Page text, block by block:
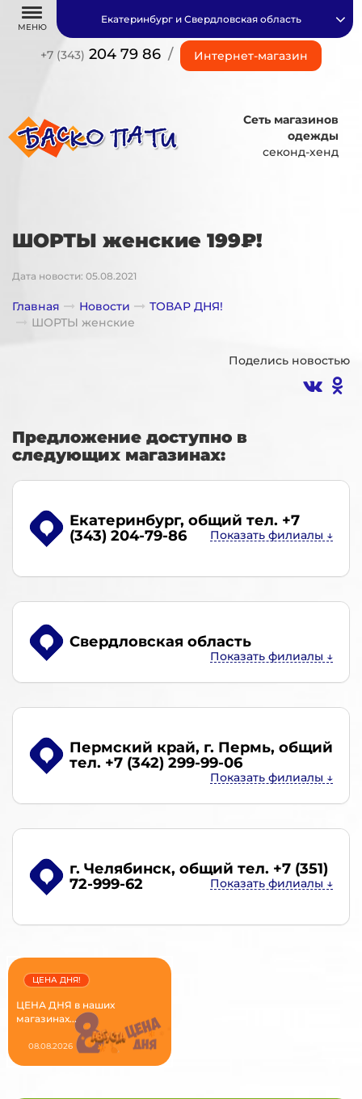
МЕНЮ
+7 (343) 204 79 86 / Интернет-магазин
Екатеринбург и Свердловская область
Сеть магазинов
одежды
секонд-хенд
ШОРТЫ женские 199₽!
Дата новости: 05.08.2021
Главная Новости
ТОВАР ДНЯ!
ШОРТЫ женские
Поделись новостью
Предложение доступно в
следующих магазинах:
Екатеринбург, общий тел. +7
(343) 204-79-86
Свердловская область
Пермский край, г. Пермь, общий
тел. +7 (342) 299-99-06
г. Челябинск, общий тел. +7 (351)
72-999-62
ЦЕНА ДНЯ в наших
магазинах...
ЦЕНА ДНЯ!
08.08.2026